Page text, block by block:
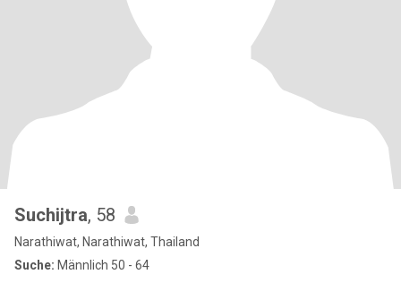
Suchijtra, 58
Narathiwat, Narathiwat, Thailand
Suche: Männlich 50 - 64